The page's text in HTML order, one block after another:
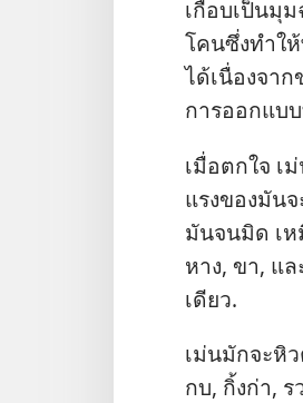
เกือบ​เป็น​มุ
โคน​ซึ่ง​ทำ​ใ
ได้​เนื่อง​จา
การ​ออก​แบ
เมื่อ​ตกใจ เ
แรง​ของ​มัน​
มัน​จน​มิด เห
หาง, ขา, แ
เดียว.
เม่น​มัก​จะ​หิ
กบ, กิ้งก่า,